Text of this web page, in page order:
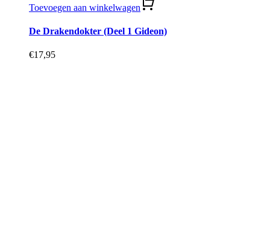
Toevoegen aan winkelwagen
De Drakendokter (Deel 1 Gideon)
€17,95